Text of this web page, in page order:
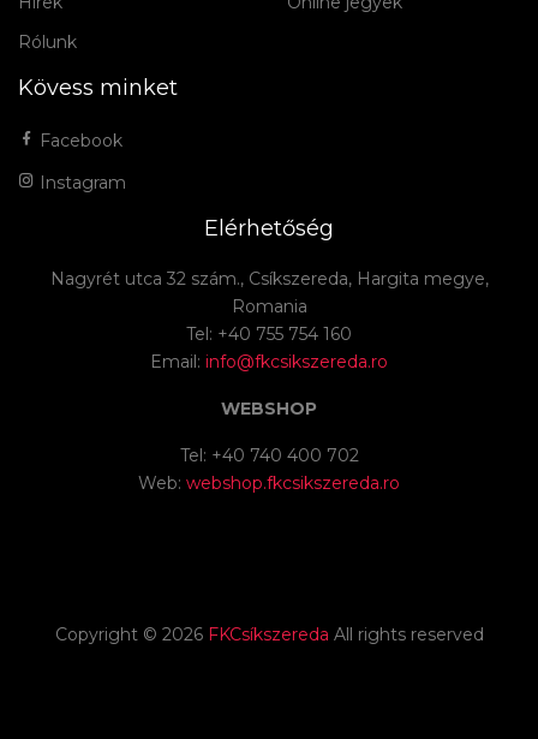
Rólunk
Kövess minket
Facebook
Instagram
Elérhetőség
Nagyrét utca 32 szám., Csíkszereda, Hargita megye,
Romania
Tel: +40 755 754 160
Email: info@fkcsikszereda.ro
WEBSHOP
Tel: +40 740 400 702
Web: webshop.fkcsikszereda.ro
Copyright © 2026 FKCsíkszereda All rights reserved